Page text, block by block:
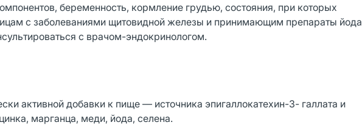
беременность, кормление грудью, состояния, при которых
с заболеваниями щитовидной железы и принимающим препараты
с врачом-эндокринологом.
активной добавки к пище — источника эпигаллокатехин-3- галлата и
марганца, меди, йода, селена.